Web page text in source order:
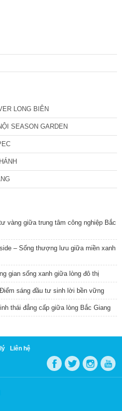
LONG BIÊN
SEASON GARDEN
vàng giữa trung tâm công nghiệp Bắc
– Sống thượng lưu giữa miền xanh
gian sống xanh giữa lòng đô thị
sáng đầu tư sinh lời bền vững
thái đẳng cấp giữa lòng Bắc Giang
Liên hệ